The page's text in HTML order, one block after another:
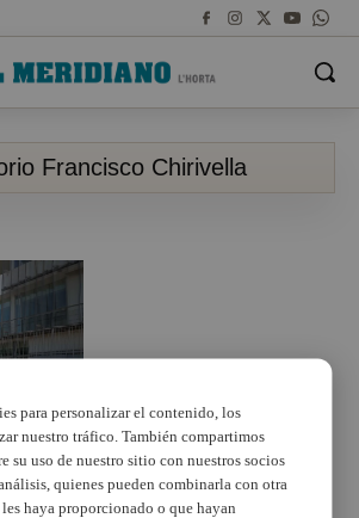
Francisco Chirivella
la
al
para personalizar el contenido, los
nuestro tráfico. También compartimos
su uso de nuestro sitio con nuestros socios
quienes pueden combinarla con otra
haya proporcionado o que hayan